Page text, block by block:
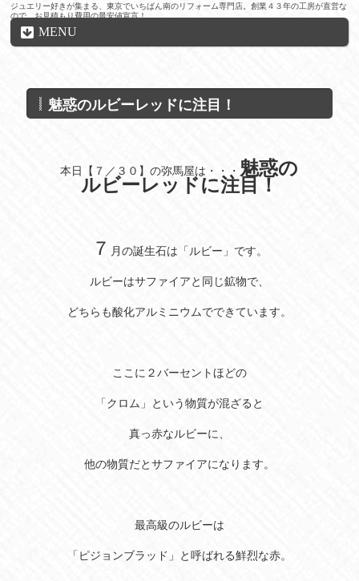
ジュエリー好きが集まる、東京でいちばん南のリフォーム専門店。創業４３年の工房が直営な
ので、お見積もり費用の最安値宣言！
MENU
魅惑のルビーレッドに注目！
本日【７／３０】の弥馬屋は・・・ 魅惑の
ルビーレッドに注目！
７ 月の誕生石は「ルビー」です。
ルビーはサファイアと同じ鉱物で、
どちらも酸化アルミニウムでできています。
ここに２バーセントほどの
「クロム」という物質が混ざると
真っ赤なルビーに、
他の物質だとサファイアになります。
最高級のルビーは
「ピジョンブラッド」と呼ばれる鮮烈な赤。